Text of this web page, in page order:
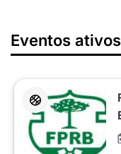
Eventos ativos